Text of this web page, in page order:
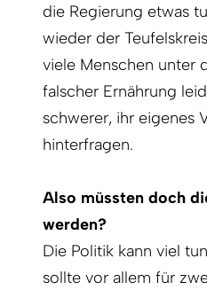
die Regierung etwas
wieder der
viele Menschen unter
falscher Ernährung
schwerer, ihr eigenes
hinterfragen.
Also müssten doch
werden?
Die Politik kann viel
sollte vor allem für